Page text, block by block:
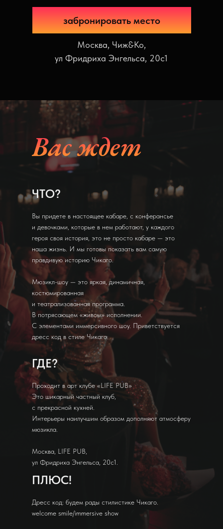
Москва, Чиж&Ко,
ул Фридриха Энгельса, 20с1
забронировать место
Вас ждет
Вы придете в настоящее кабаре, с конферансье
и девочками, которые в нем работают, у каждого
героя своя история, это не просто кабаре — это
наша жизнь. И мы готовы показать вам самую
правдивую историю Чикаго.
Мюзикл-шоу — это яркая, динамичная,
костюмированная
и театрализованная программа.
В потрясающем «живом» исполнении.
С элементами иммерсивного шоу. Приветствуется
дресс код в стиле Чикаго.
ЧТО?
ГДЕ?
Проходит в арт клубе «LIFE PUB»
Это шикарный частный клуб,
с прекрасной кухней.
Интерьеры наилучшим образом дополняют атмосферу
мюзикла.
Москва, LIFE PUB,
ул Фридриха Энгельса, 20с1.
ПЛЮС!
Дресс код: будем рады стилистике Чикаго.
welcome smile/immersive show